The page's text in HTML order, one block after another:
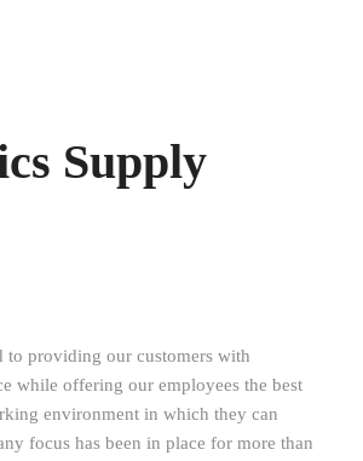
Supply
to providing our customers with
while offering our employees the best
environment in which they can
focus has been in place for more than